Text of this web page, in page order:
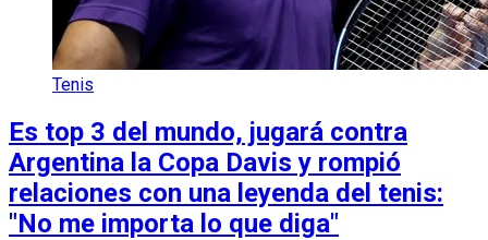
Tenis
Es top 3 del mundo, jugará contra
Argentina la Copa Davis y rompió
relaciones con una leyenda del tenis:
"No me importa lo que diga"